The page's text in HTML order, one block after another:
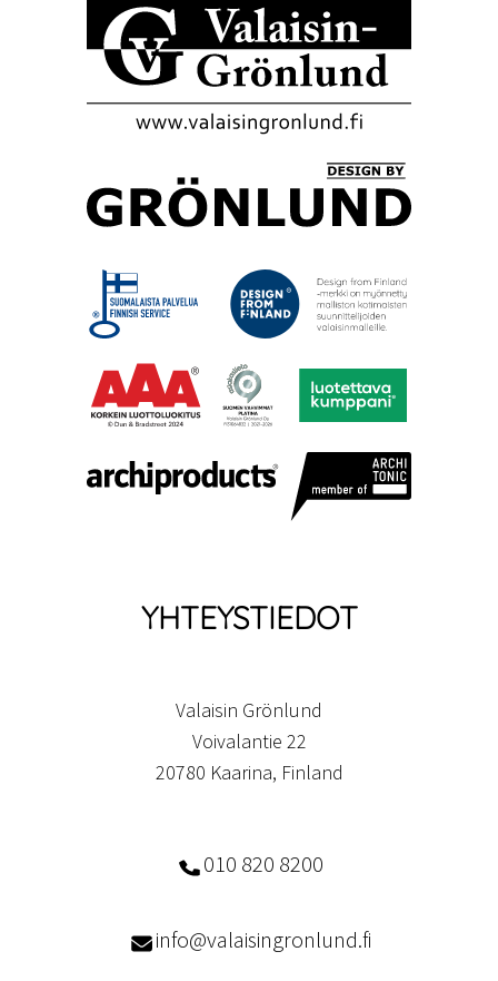
YHTEYSTIEDOT
Valaisin Grönlund
Voivalantie 22
20780 Kaarina, Finland
010 820 8200
info@valaisingronlund.fi